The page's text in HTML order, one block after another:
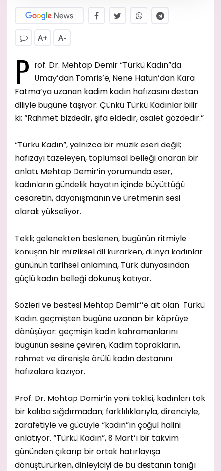
A+ A-
P rof. Dr. Mehtap Demir “Türkü Kadın”da
Umay’dan Tomris’e, Nene Hatun’dan Kara
Fatma’ya uzanan kadim kadın hafızasını destan
diliyle bugüne taşıyor: Çünkü Türkü Kadınlar bilir
ki; “Rahmet bizdedir, şifa eldedir, asalet gözdedir.”
“Türkü Kadın”, yalnızca bir müzik eseri değil;
hafızayı tazeleyen, toplumsal belleği onaran bir
anlatı. Mehtap Demir’in yorumunda eser,
kadınların gündelik hayatın içinde büyüttüğü
cesaretin, dayanışmanın ve üretmenin sesi
olarak yükseliyor.
Tekli; gelenekten beslenen, bugünün ritmiyle
konuşan bir müziksel dil kurarken, dünya kadınlar
gününün tarihsel anlamına, Türk dünyasından
güçlü kadın belleği dokunuş katıyor.
Sözleri ve bestesi Mehtap Demir’’e ait olan Türkü
Kadın, geçmişten bugüne uzanan bir köprüye
dönüşüyor: geçmişin kadın kahramanlarını
bugünün sesine çeviren, Kadim toprakların,
rahmet ve direnişle örülü kadın destanını
hafızalara kazıyor.
Prof. Dr. Mehtap Demir’in yeni teklisi, kadınları tek
bir kalıba sığdırmadan; farklılıklarıyla, direnciyle,
zarafetiyle ve gücüyle “kadın”ın çoğul halini
anlatıyor. “Türkü Kadın”, 8 Mart’ı bir takvim
gününden çıkarıp bir ortak hatırlayışa
dönüştürürken, dinleyiciyi de bu destanın tanığı